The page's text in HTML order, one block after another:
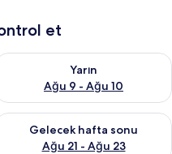
et
8 - Ağu 9
Yarın
Ağu 9 - Ağu 10
için müsaitliği kontrol
et Ağu 14 - Ağu 16
Gelecek hafta sonu
Ağu 21 - Ağu 23
hafta sonu için